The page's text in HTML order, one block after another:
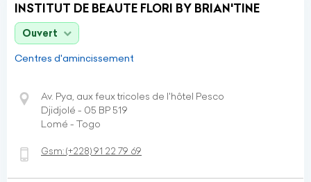
INSTITUT DE BEAUTE FLORI BY BRIAN'TINE
Ouvert
Centres d'amincissement
Av. Pya, aux feux tricoles de l'hôtel Pesco
Djidjolé - 05 BP 519
Lomé - Togo
Gsm:(+228)91 22 79 69